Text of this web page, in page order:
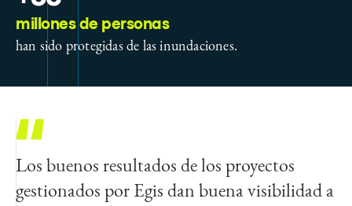
millones de personas
han sido protegidas de las inundaciones.
Los buenos resultados de los proyectos
gestionados por Egis dan buena visibilidad a